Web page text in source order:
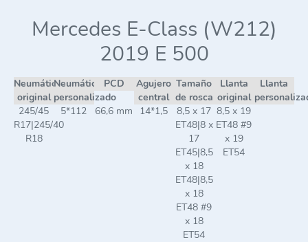
Mercedes E-Class (W212)
2019 E 500
Neumático
original
Neumático
personalizado
PCD
Agujero
central
Tamaño
de rosca
Llanta
original
Llanta
245/45
R17|245/40
R18
5*112 66,6 mm 14*1,5
8,5 x 17
ET48|8 x
17
ET45|8,5
x 18
ET48|8,5
x 18
ET48 #9
x 18
ET54
8,5 x 19
ET48 #9
x 19
ET54